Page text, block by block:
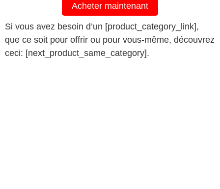
Acheter maintenant
Si vous avez besoin d’un [product_category_link],
que ce soit pour offrir ou pour vous-même, découvrez
ceci: [next_product_same_category].